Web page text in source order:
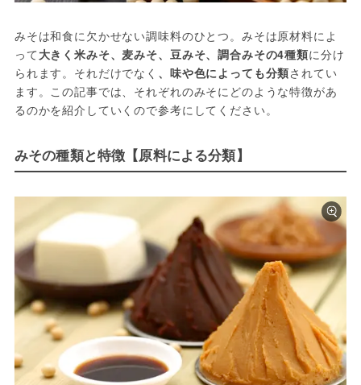
みそは和食に欠かせない調味料のひとつ。みそは原材料によ
って 大きく米みそ、麦みそ、豆みそ、調合みその4種類に分け
られます。それだけでなく 、味や色によっても分類されてい
ます。この記事では、それぞれのみそにどのような特徴があ
るのかを紹介していくので参考にしてください。
みその種類と特徴【原料による分類】